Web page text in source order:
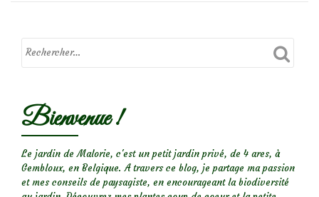
Bienvenue !
Le jardin de Malorie, c'est un petit jardin privé, de 4 ares, à
Gembloux, en Belgique. A travers ce blog, je partage ma passion
et mes conseils de paysagiste, en encourageant la biodiversité